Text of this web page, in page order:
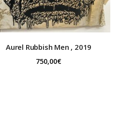
Aurel Rubbish Men , 2019
750,00€